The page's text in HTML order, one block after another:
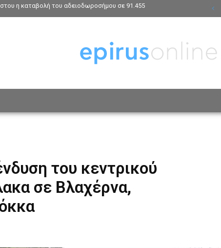
η καταβολή του αδειοδωροσήμου σε 91.455
του κεντρικού
σε Βλαχέρνα,